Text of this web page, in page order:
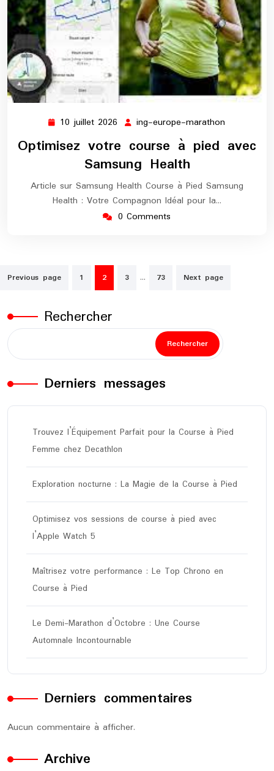
10 juillet 2026 10
2026
ing-europe-marathon
marathon
Optimisez votre course à pied avec
Samsung Health
Article sur Samsung Health Course à Pied Samsung
Health : Votre Compagnon Idéal pour la…
0 Comments
Pagination
publications
Previous page 1 2 3 … 73 Next page
Rechercher
Rechercher
Derniers messages
Trouvez l’Équipement Parfait pour la Course à Pied
Femme chez Decathlon
Exploration nocturne : La Magie de la Course à Pied
Optimisez vos sessions de course à pied avec
l’Apple Watch 5
Maîtrisez votre performance : Le Top Chrono en
Course à Pied
Le Demi-Marathon d’Octobre : Une Course
Automnale Incontournable
Derniers commentaires
Aucun commentaire à afficher.
Archive